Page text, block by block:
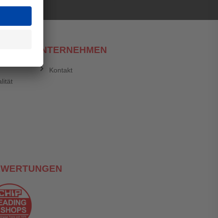
UNTERNEHMEN
Kontakt